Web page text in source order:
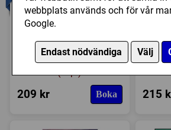
webbplats används och för vår
Google.
Endast nödvändiga Välj
Evergreen: Cherry
Blossoms and Bamboo
209 kr Boka 215